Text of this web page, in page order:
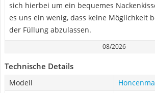
sich hierbei um ein bequemes
es uns ein wenig, dass keine Möglichkeit
der Füllung abzulassen.
08/2026
Technische Details
Modell